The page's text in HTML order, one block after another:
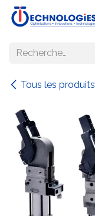
Se rendre au contenu
Tous les produits